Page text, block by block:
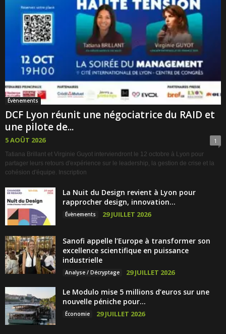
Évènements
DCF Lyon réunit une négociatrice du RAID et
une pilote de...
5 AOÛT 2026 1
Tatiana Brillant et Virginie Guyot interviendront le 12 octobre à Lyon pour
partager leurs retours d'expérience sur le leadership, la gestion de crise et la
cohésion d'équipe. Inscription
La Nuit du Design revient à Lyon pour
rapprocher design, innovation...
Évènements 29 JUILLET 2026
Sanofi appelle l’Europe à transformer son
excellence scientifique en puissance
industrielle
Analyse / Décryptage 29 JUILLET 2026
Le Modulo mise 5 millions d’euros sur une
nouvelle péniche pour...
Économie 29 JUILLET 2026